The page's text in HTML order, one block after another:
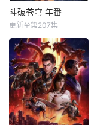
斗破苍穹 年番
更新至第207集